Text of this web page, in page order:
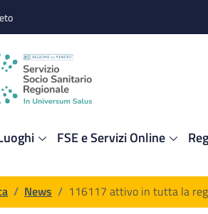
FSE e Servizi Online
/ News / 116117 attivo in tutta la